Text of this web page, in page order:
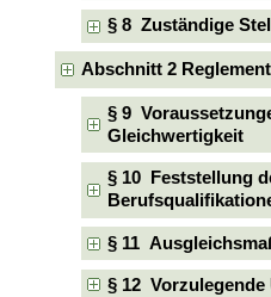
§ 8 Zuständige
Abschnitt 2
§ 9
Gleichwertigkeit
§ 10 Feststellung
§ 11
§ 12 Vorzulegende